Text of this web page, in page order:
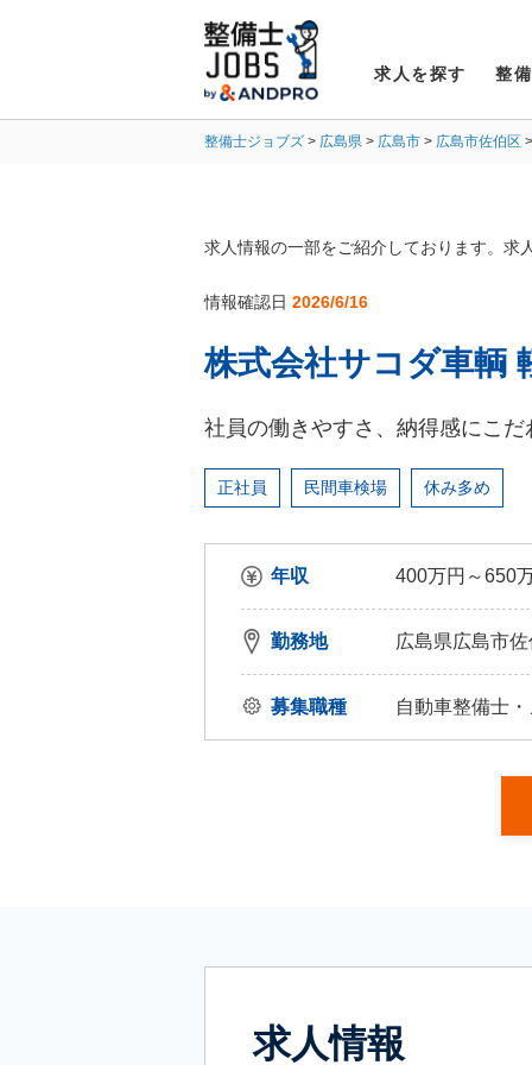
求人を探す 整
整備士ジョブズ 広島県 広島市 広島市佐伯区
求人情報の一部をご紹介しております。求
情報確認日 2026/6/16
株式会社サコダ車輌
社員の働きやすさ、納得感にこ
正社員 民間車検場 休み多め
年収 400万円～650
勤務地 広島県広島市
募集職種 自動車整備士
求人情報